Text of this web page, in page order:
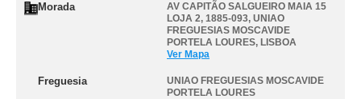
Morada
AV CAPITÃO SALGUEIRO MAIA 15
LOJA 2, 1885-093, UNIAO
FREGUESIAS MOSCAVIDE
PORTELA LOURES, LISBOA
Ver Mapa
Freguesia
UNIAO FREGUESIAS MOSCAVIDE
PORTELA LOURES